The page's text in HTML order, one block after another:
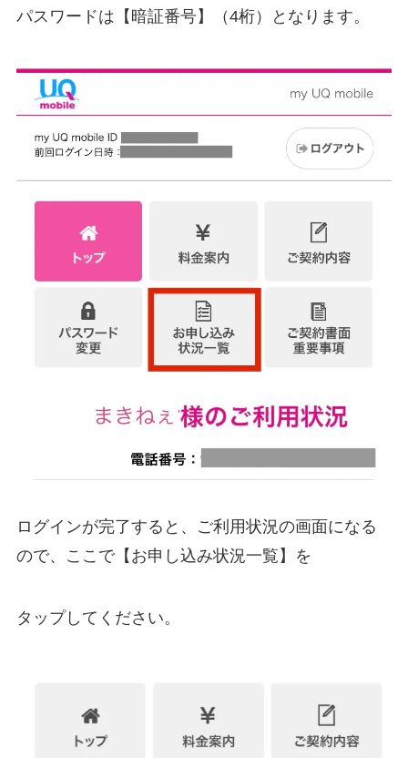
パスワードは【暗証番号】（4桁）となります。
ログインが完了すると、ご利用状況の画面になる
ので、ここで【お申し込み状況一覧】を
タップしてください。